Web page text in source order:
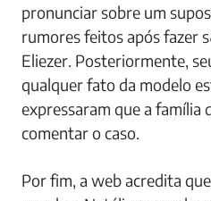
pronunciar sobre um
rumores feitos após fazer
Eliezer. Posteriormente,
qualquer fato da modelo
expressaram que a família
comentar o caso.
Por fim, a web acredita